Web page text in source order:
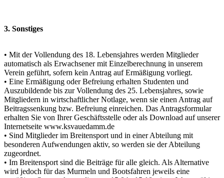
3. Sonstiges
• Mit der Vollendung des 18. Lebensjahres werden Mitglieder
automatisch als Erwachsener mit Einzelberechnung in unserem
Verein geführt, sofern kein Antrag auf Ermäßigung vorliegt.
• Eine Ermäßigung oder Befreiung erhalten Studenten und
Auszubildende bis zur Vollendung des 25. Lebensjahres, sowie
Mitgliedern in wirtschaftlicher Notlage, wenn sie einen Antrag auf
Beitragssenkung bzw. Befreiung einreichen. Das Antragsformular
erhalten Sie von Ihrer Geschäftsstelle oder als Download auf unserer
Internetseite www.ksvauedamm.de
• Sind Mitglieder im Breitensport und in einer Abteilung mit
besonderen Aufwendungen aktiv, so werden sie der Abteilung
zugeordnet.
• Im Breitensport sind die Beiträge für alle gleich. Als Alternative
wird jedoch für das Murmeln und Bootsfahren jeweils eine